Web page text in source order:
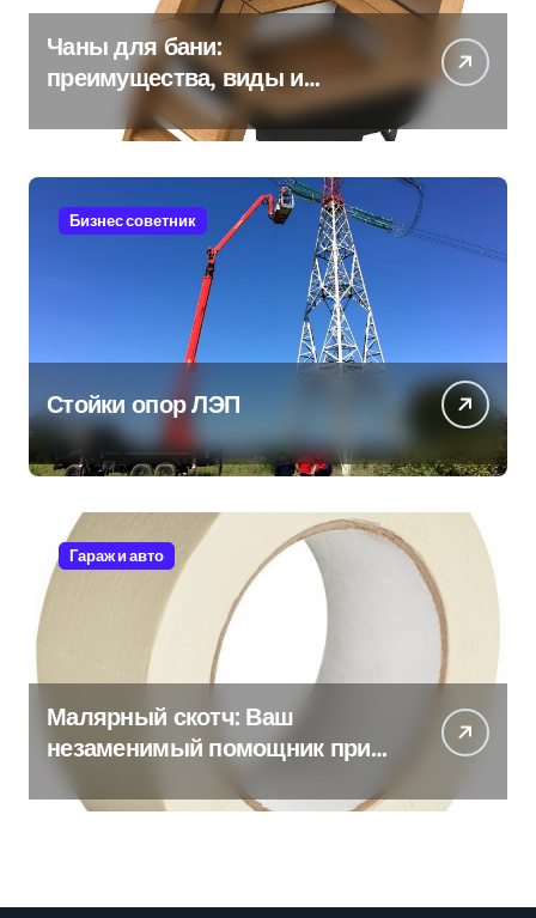
Чаны для бани:
преимущества, виды и
особенности использования
Бизнес советник
Стойки опор ЛЭП
Гараж и авто
Малярный скотч: Ваш
незаменимый помощник при